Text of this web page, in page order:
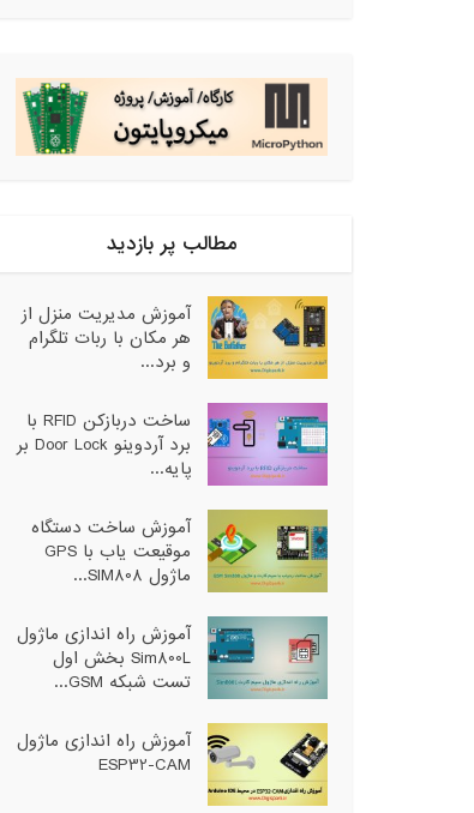
مطالب پر بازدید
آموزش مدیریت منزل از
هر مکان با ربات تلگرام
و برد...
ساخت دربازکن RFID با
برد آردوینو Door Lock بر
پایه...
آموزش ساخت دستگاه
موقیعت یاب با GPS
ماژول SIM808...
آموزش راه اندازی ماژول
Sim800L بخش اول
تست شبکه GSM...
آموزش راه اندازی ماژول
ESP32-CAM